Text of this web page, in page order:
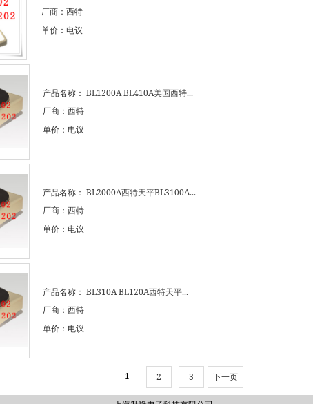
厂商：西特
单价：电议
产品名称： BL1200A BL410A美国西特...
厂商：西特
单价：电议
产品名称： BL2000A西特天平BL3100A...
厂商：西特
单价：电议
产品名称： BL310A BL120A西特天平...
厂商：西特
单价：电议
1 2 3 下一页